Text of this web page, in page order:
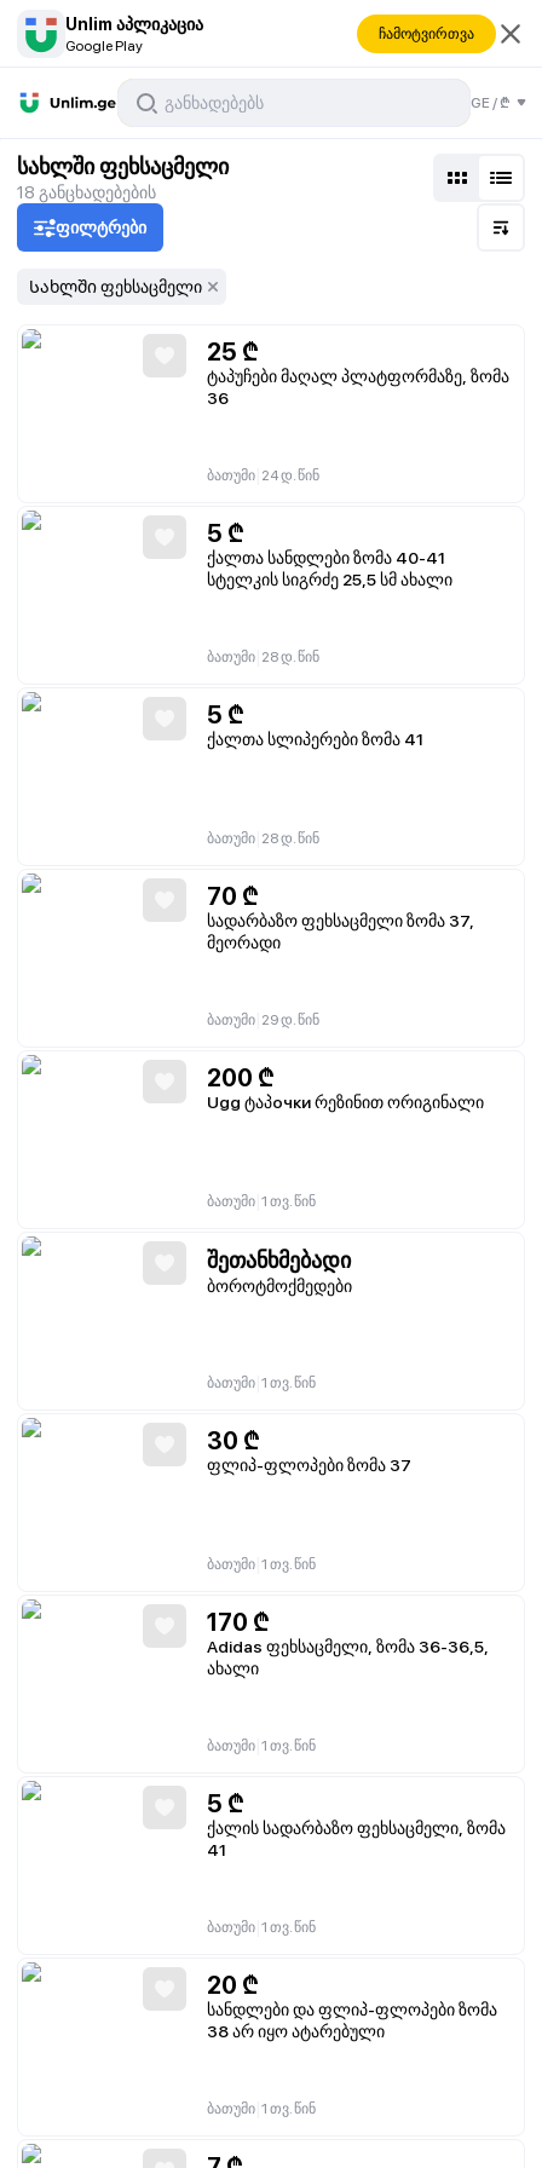
Unlim აპლიკაცია
Google Play
ჩამოტვირთვა
GE /₾
სახლში ფეხსაცმელი
18 განცხადებების
ფილტრები
Სახლში ფეხსაცმელი
25 ₾
ტაპუჩები მაღალ პლატფორმაზე, ზომა
36
ბათუმი 24 დ. წინ
5 ₾
ქალთა სანდლები ზომა 40-41
სტელკის სიგრძე 25,5 სმ ახალი
ბათუმი 28 დ. წინ
5 ₾
ქალთა სლიპერები ზომა 41
ბათუმი 28 დ. წინ
70 ₾
სადარბაზო ფეხსაცმელი ზომა 37,
მეორადი
ბათუმი 29 დ. წინ
200 ₾
Ugg ტაპочки რეზინით ორიგინალი
ბათუმი 1 თვ. წინ
შეთანხმებადი
ბოროტმოქმედები
ბათუმი 1 თვ. წინ
30 ₾
ფლიპ-ფლოპები ზომა 37
ბათუმი 1 თვ. წინ
170 ₾
Adidas ფეხსაცმელი, ზომა 36-36,5,
ახალი
ბათუმი 1 თვ. წინ
5 ₾
ქალის სადარბაზო ფეხსაცმელი, ზომა
41
ბათუმი 1 თვ. წინ
20 ₾
სანდლები და ფლიპ-ფლოპები ზომა
38 არ იყო ატარებული
ბათუმი 1 თვ. წინ